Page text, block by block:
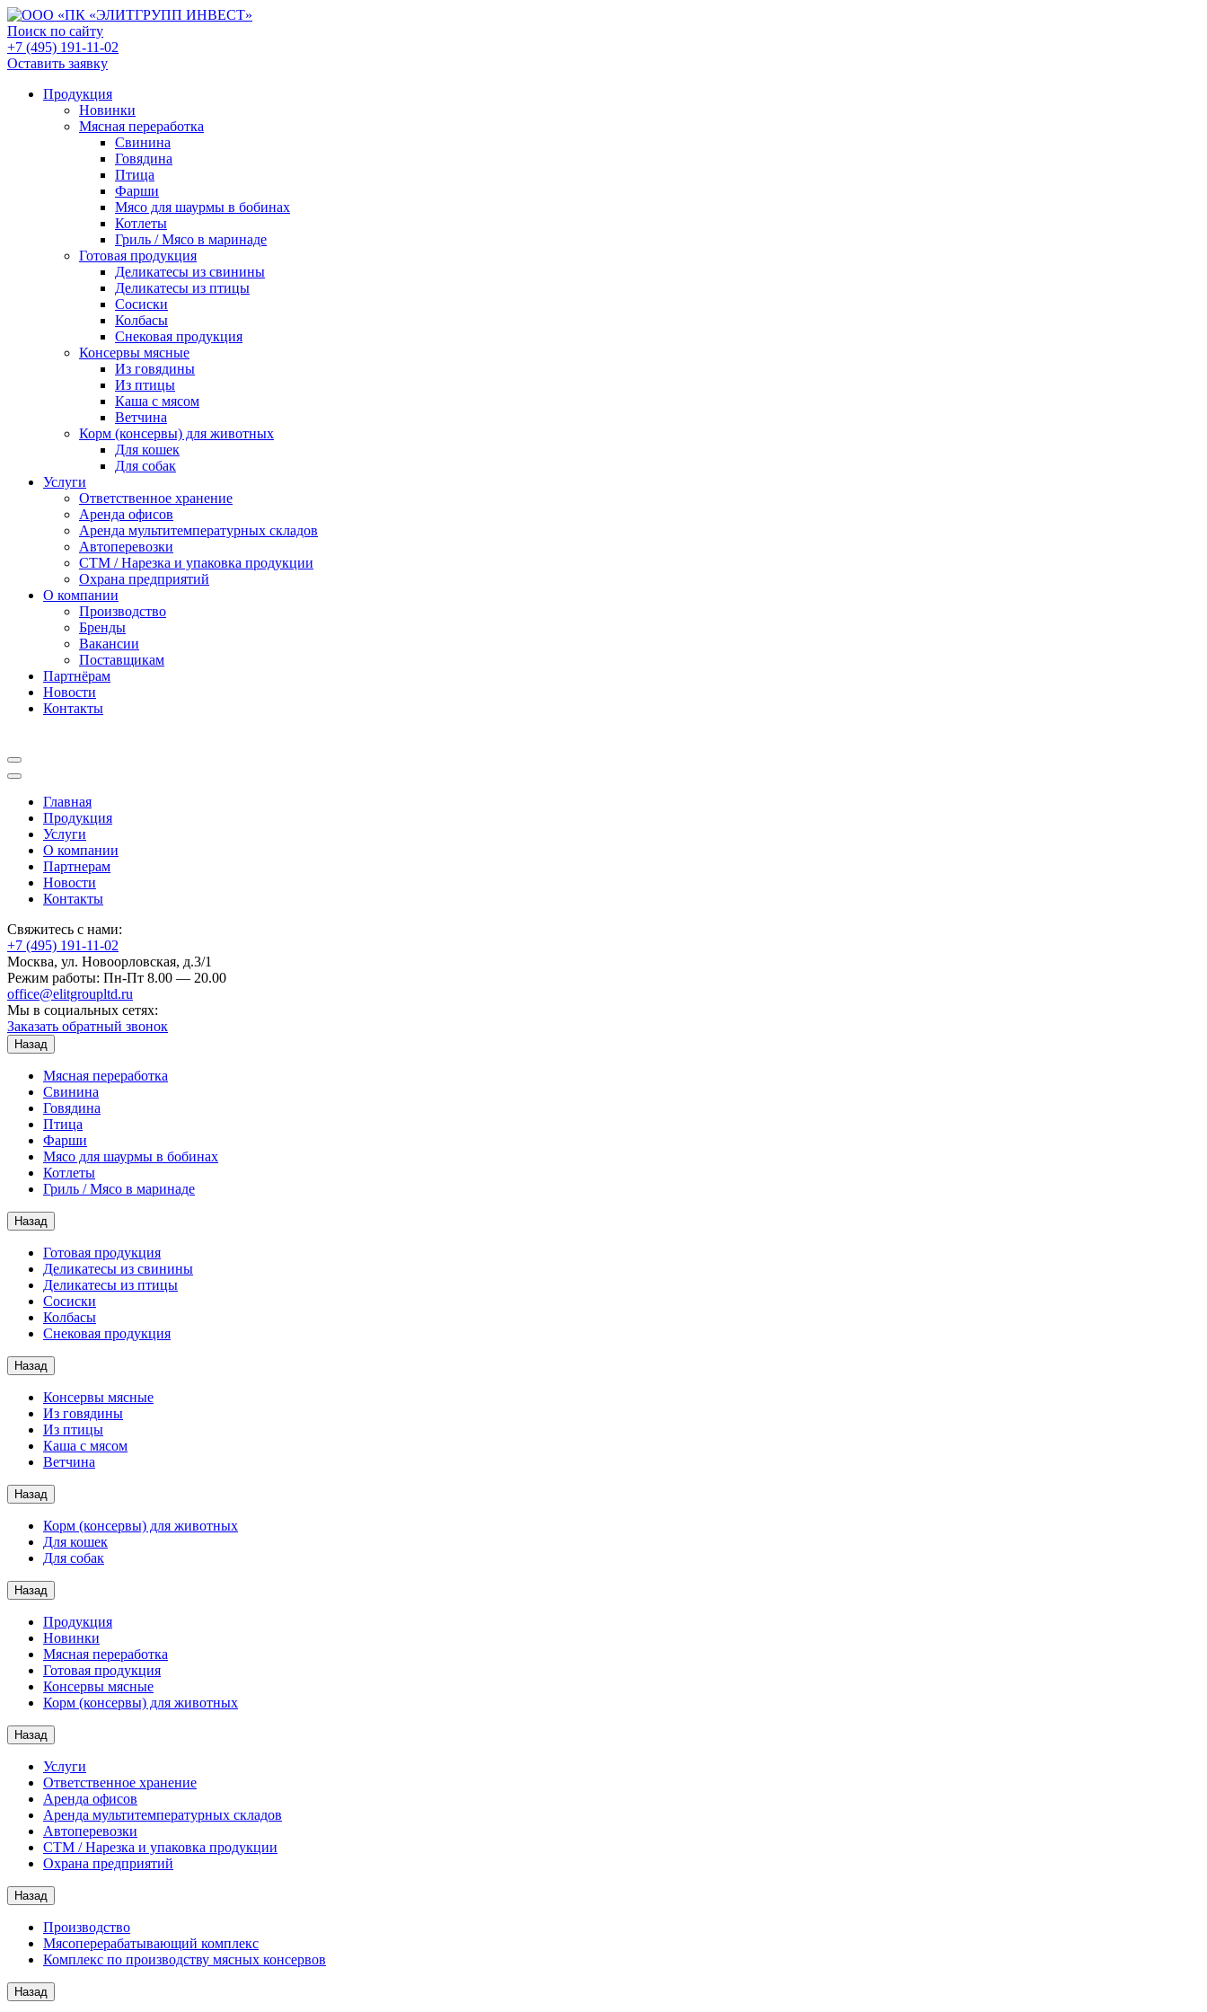
Поиск по сайту
+7 (495) 191-11-02
Оставить заявку
Продукция
Новинки
Мясная переработка
Свинина
Говядина
Птица
Фарши
Мясо для шаурмы в бобинах
Котлеты
Гриль / Мясо в маринаде
Готовая продукция
Деликатесы из свинины
Деликатесы из птицы
Сосиски
Колбасы
Снековая продукция
Консервы мясные
Из говядины
Из птицы
Каша с мясом
Ветчина
Корм (консервы) для животных
Для кошек
Для собак
Услуги
Ответственное хранение
Аренда офисов
Аренда мультитемпературных складов
Автоперевозки
СТМ / Нарезка и упаковка продукции
Охрана предприятий
О компании
Производство
Бренды
Вакансии
Поставщикам
Партнёрам
Новости
Контакты
Главная
Продукция
Услуги
О компании
Партнерам
Новости
Контакты
Свяжитесь с нами:
+7 (495) 191-11-02
Москва, ул. Новоорловская, д.3/1
Режим работы: Пн-Пт 8.00 — 20.00
office@elitgroupltd.ru
Мы в социальных сетях:
Заказать обратный звонок
Назад
Мясная переработка
Свинина
Говядина
Птица
Фарши
Мясо для шаурмы в бобинах
Котлеты
Гриль / Мясо в маринаде
Назад
Готовая продукция
Деликатесы из свинины
Деликатесы из птицы
Сосиски
Колбасы
Снековая продукция
Назад
Консервы мясные
Из говядины
Из птицы
Каша с мясом
Ветчина
Назад
Корм (консервы) для животных
Для кошек
Для собак
Назад
Продукция
Новинки
Мясная переработка
Готовая продукция
Консервы мясные
Корм (консервы) для животных
Назад
Услуги
Ответственное хранение
Аренда офисов
Аренда мультитемпературных складов
Автоперевозки
СТМ / Нарезка и упаковка продукции
Охрана предприятий
Назад
Производство
Мясоперерабатывающий комплекс
Комплекс по производству мясных консервов
Назад